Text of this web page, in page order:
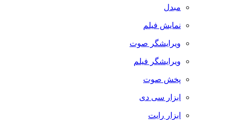
مبدل
نمایش فیلم
ویرایشگر صوت
ویرایشگر فیلم
پخش صوت
ابزار سی دی
ابزار رایت